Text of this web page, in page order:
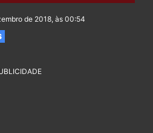
de 2018, às 00:54